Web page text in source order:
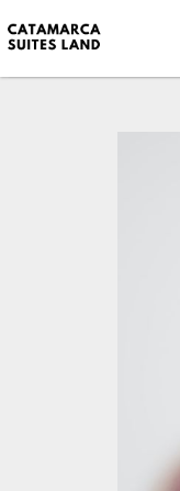
Fecha de Llegada